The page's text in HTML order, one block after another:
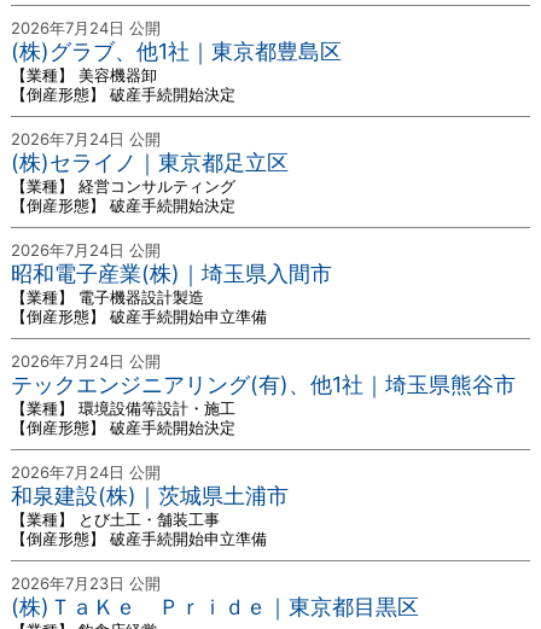
2026年7月24日 公開
(株)グラブ、他1社｜東京都豊島区
【業種】 美容機器卸
【倒産形態】 破産手続開始決定
2026年7月24日 公開
(株)セライノ｜東京都足立区
【業種】 経営コンサルティング
【倒産形態】 破産手続開始決定
2026年7月24日 公開
昭和電子産業(株)｜埼玉県入間市
【業種】 電子機器設計製造
【倒産形態】 破産手続開始申立準備
2026年7月24日 公開
テックエンジニアリング(有)、他1社｜埼玉県熊谷市
【業種】 環境設備等設計・施工
【倒産形態】 破産手続開始決定
2026年7月24日 公開
和泉建設(株)｜茨城県土浦市
【業種】 とび土工・舗装工事
【倒産形態】 破産手続開始申立準備
2026年7月23日 公開
(株)ＴａＫｅ Ｐｒｉｄｅ｜東京都目黒区